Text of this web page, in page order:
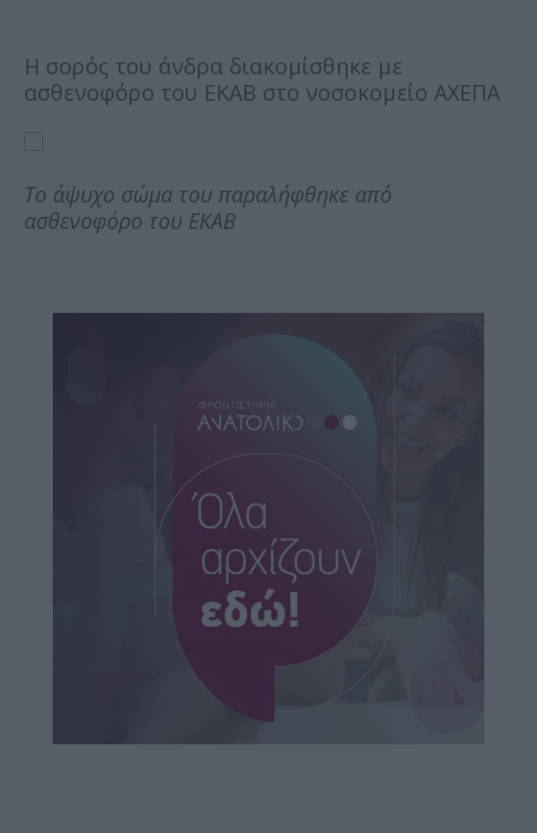
Η σορός του άνδρα διακομίσθηκε με
ασθενοφόρο του ΕΚΑΒ στο νοσοκομείο ΑΧΕΠΑ
Το άψυχο σώμα του παραλήφθηκε από
ασθενοφόρο του ΕΚΑΒ